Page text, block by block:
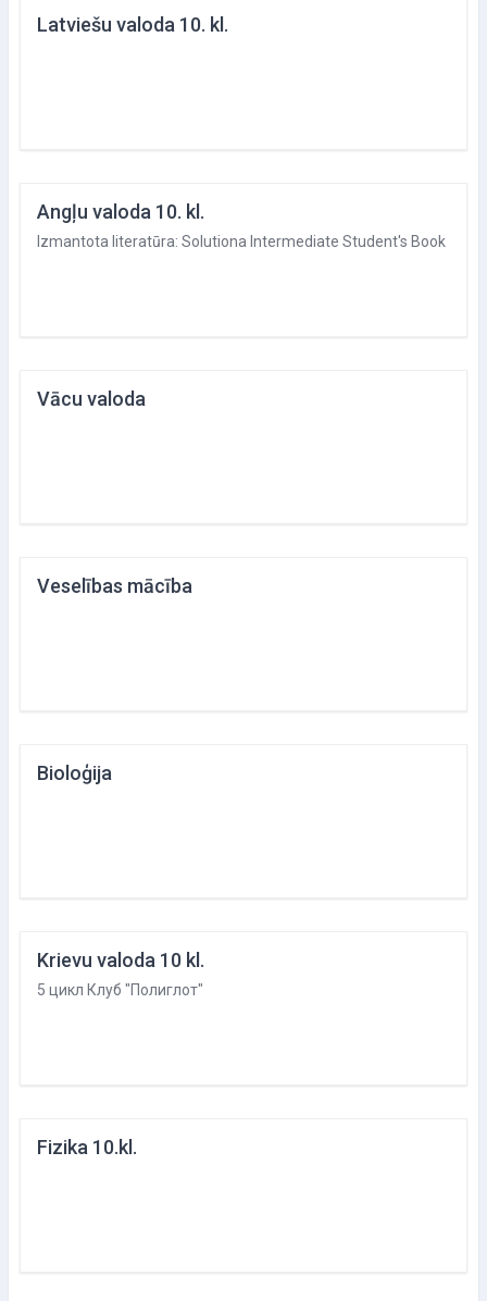
Latviešu valoda 10. kl.
Angļu valoda 10. kl.
Izmantota literatūra: Solutiona Intermediate Student's Book
Vācu valoda
Veselības mācība
Bioloģija
Krievu valoda 10 kl.
5 цикл Клуб "Полиглот"
Fizika 10.kl.